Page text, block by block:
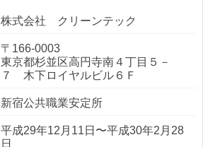
株式会社 クリーンテック
〒166-0003
東京都杉並区高円寺南４丁目５－
７ 木下ロイヤルビル６Ｆ
新宿公共職業安定所
平成29年12月11日〜平成30年2月28
日